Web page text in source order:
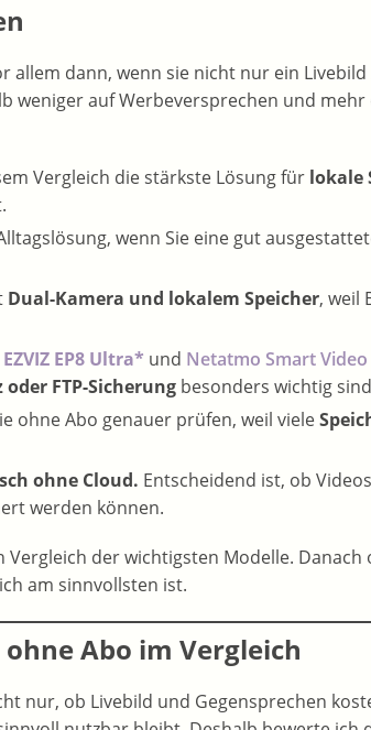
allem dann, wenn sie nicht nur ein
weniger auf Werbeversprechen und
Vergleich die stärkste Lösung für lokale
wenn Sie eine gut
Dual-Kamera und lokalem Speicher, weil
EZVIZ EP8 Ultra* und Netatmo Smart
FTP-Sicherung besonders wichtig
ohne Abo genauer prüfen, weil viele
ohne Cloud. Entscheidend ist, ob
werden können.
der wichtigsten Modelle.
am sinnvollsten ist.
Abo im Vergleich
nur, ob Livebild und Gegensprechen